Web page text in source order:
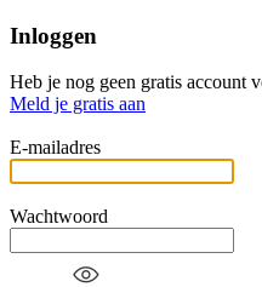
Inloggen
Heb je nog geen gratis account
Meld je gratis aan
E-mailadres
Wachtwoord